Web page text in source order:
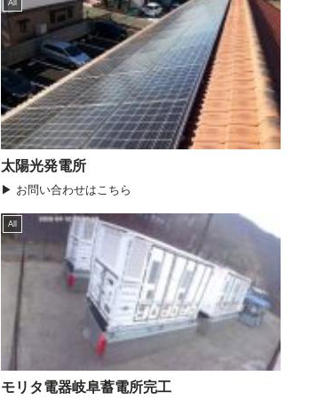
All
太陽光発電所
▶ お問い合わせはこちら
All
モリタ電器岐阜蓄電所完工